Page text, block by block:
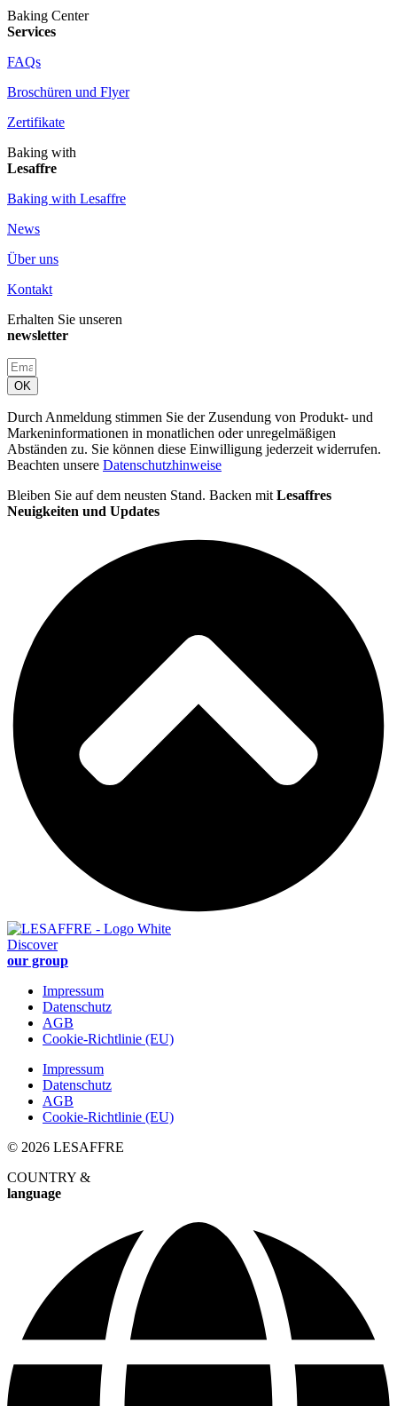
Baking Center
Services
FAQs
Broschüren und Flyer
Zertifikate
Baking with
Lesaffre
Baking with Lesaffre
News
Über uns
Kontakt
Erhalten Sie unseren
newsletter
OK
Durch Anmeldung stimmen Sie der Zusendung von Produkt- und
Markeninformationen in monatlichen oder unregelmäßigen
Abständen zu. Sie können diese Einwilligung jederzeit widerrufen.
Beachten unsere Datenschutzhinweise
Bleiben Sie auf dem neusten Stand. Backen mit Lesaffres
Neuigkeiten und Updates
Discover
our group
Impressum
Datenschutz
AGB
Cookie-Richtlinie (EU)
Impressum
Datenschutz
AGB
Cookie-Richtlinie (EU)
© 2026 LESAFFRE
COUNTRY &
language